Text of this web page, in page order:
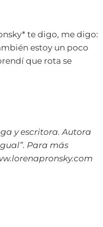
te digo, me digo:
estoy un poco
que rota se
y escritora. Autora
Para más